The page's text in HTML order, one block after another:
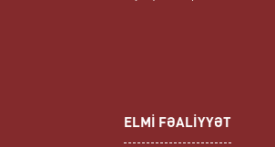
ELMİ FƏALİYYƏT